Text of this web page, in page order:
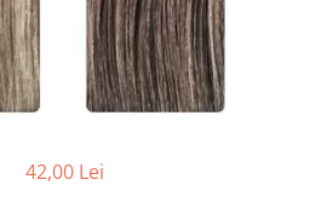
42,00 Lei